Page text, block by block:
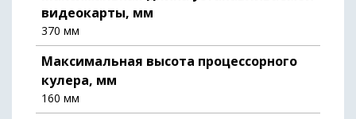
видеокарты, мм
370 мм
Максимальная высота процессорного
кулера, мм
160 мм